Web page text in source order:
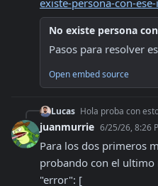
existe-persona-con-
No existe persona
Pasos para resolver
Open embed source
Lucas Hola proba con estos: 33693450239 30558515305
juanmurrie 6/25/26, 8:26
Para los dos primeros
probando con el ultimo
"error": [